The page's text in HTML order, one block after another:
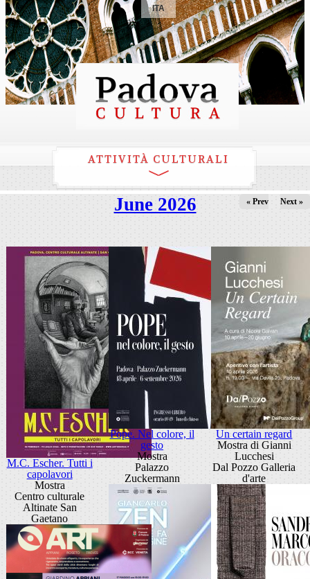
ITA
ATTIVITÀ CULTURALI
June 2026 « Prev Next »
M.C. Escher. Tutti i
capolavori
Mostra
Centro culturale
Altinate San
Gaetano
Pope. Nel colore, il
gesto
Mostra
Palazzo
Zuckermann
Un certain regard
Mostra di Gianni
Lucchesi
Dal Pozzo Galleria
d'arte